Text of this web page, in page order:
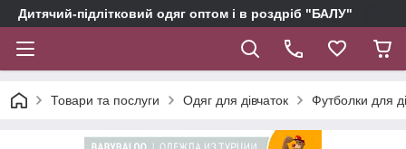
Дитячий-підлітковий одяг оптом і в роздріб "БАЛУ"
Товари та послуги Одяг для дівчаток Футболки для